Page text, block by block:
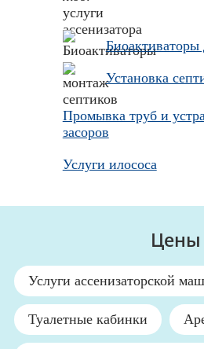
Биоактиваторы
Установка
Промывка труб и
засоров
Услуги илососа
Цены
Услуги ассенизаторской
Туалетные кабинки